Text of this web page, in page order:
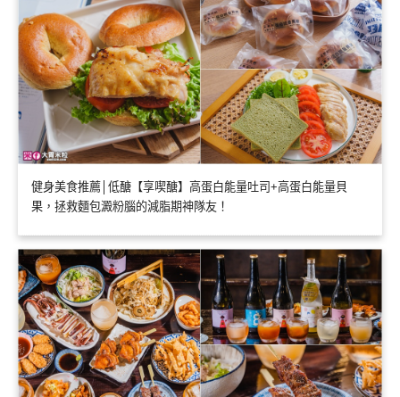
健身美食推薦│低醣【享喫醣】高蛋白能量吐司+高蛋白能量貝
果，拯救麵包澱粉腦的減脂期神隊友！